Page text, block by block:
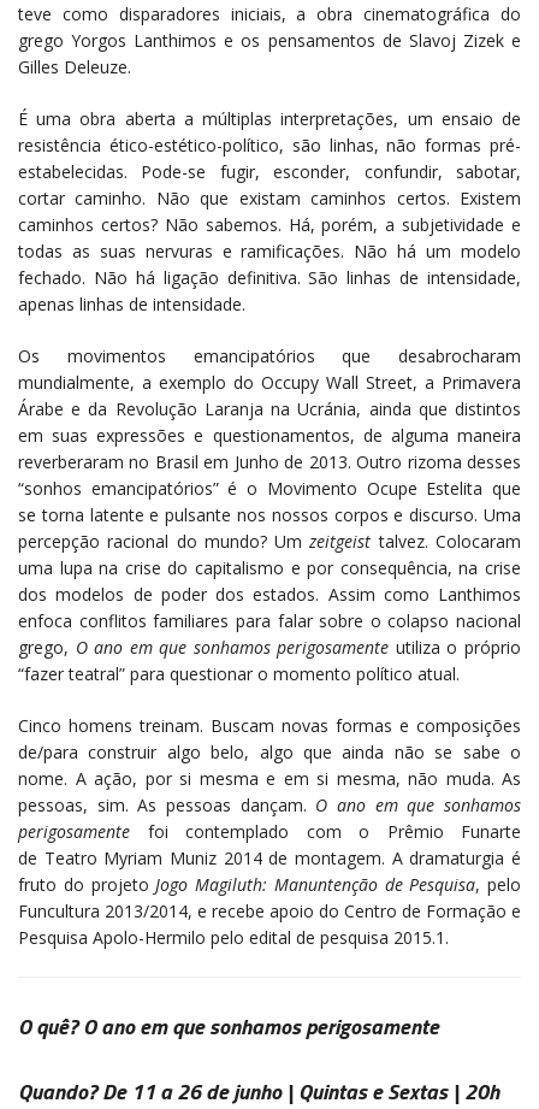
teve como disparadores iniciais, a obra cinematográfica do
grego Yorgos Lanthimos e os pensamentos de Slavoj Zizek e
Gilles Deleuze.
É uma obra aberta a múltiplas interpretações, um ensaio de
resistência ético-estético-político, são linhas, não formas pré-
estabelecidas. Pode-se fugir, esconder, confundir, sabotar,
cortar caminho. Não que existam caminhos certos. Existem
caminhos certos? Não sabemos. Há, porém, a subjetividade e
todas as suas nervuras e ramificações. Não há um modelo
fechado. Não há ligação definitiva. São linhas de intensidade,
apenas linhas de intensidade.
Os movimentos emancipatórios que desabrocharam
mundialmente, a exemplo do Occupy Wall Street, a Primavera
Árabe e da Revolução Laranja na Ucránia, ainda que distintos
em suas expressões e questionamentos, de alguma maneira
reverberaram no Brasil em Junho de 2013. Outro rizoma desses
“sonhos emancipatórios” é o Movimento Ocupe Estelita que
se torna latente e pulsante nos nossos corpos e discurso. Uma
percepção racional do mundo? Umzeitgeist talvez. Colocaram
uma lupa na crise do capitalismo e por consequência, na crise
dos modelos de poder dos estados. Assim como Lanthimos
enfoca conflitos familiares para falar sobre o colapso nacional
grego, O ano em que sonhamos perigosamente utiliza o próprio
“fazer teatral” para questionar o momento político atual.
Cinco homens treinam. Buscam novas formas e composições
de/para construir algo belo, algo que ainda não se sabe o
nome. A ação, por si mesma e em si mesma, não muda. As
pessoas, sim. As pessoas dançam. O ano em que sonhamos
perigosamente foi contemplado com o Prêmio Funarte
de Teatro Myriam Muniz 2014 de montagem. A dramaturgia é
fruto do projeto Jogo Magiluth: Manuntenção de Pesquisa, pelo
Funcultura 2013/2014, e recebe apoio do Centro de Formação e
Pesquisa Apolo-Hermilo pelo edital de pesquisa 2015.1.
O quê?O ano em que sonhamos perigosamente
Quando?De 11 a 26 de junho | Quintas e Sextas | 20h